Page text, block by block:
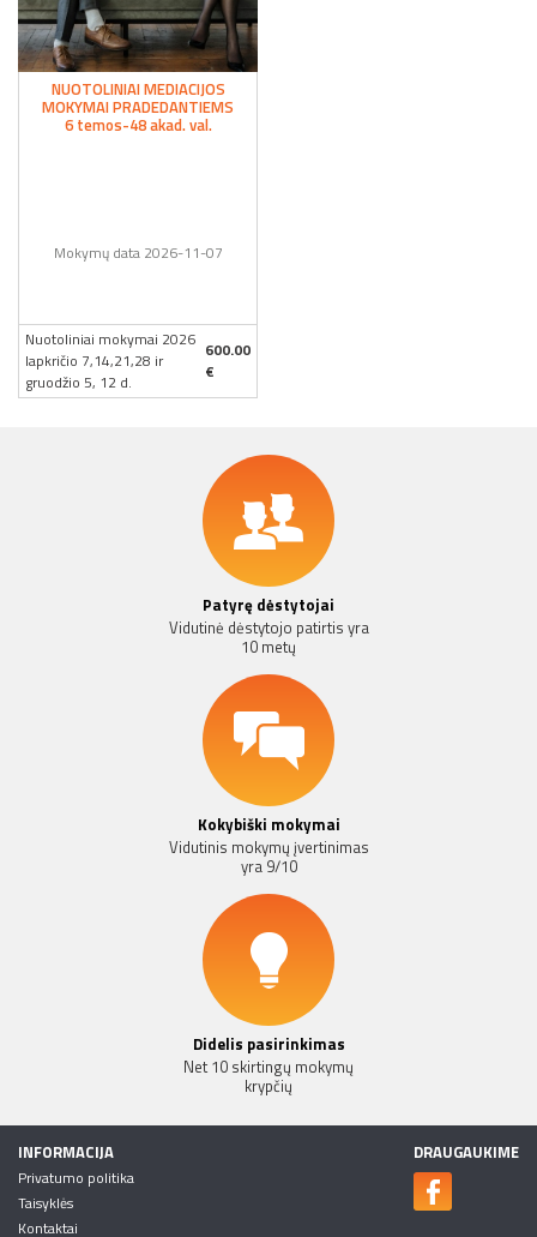
NUOTOLINIAI MEDIACIJOS
MOKYMAI PRADEDANTIEMS
6 temos-48 akad. val.
Mokymų data 2026-11-07
Nuotoliniai mokymai 2026
lapkričio 7,14,21,28 ir
gruodžio 5, 12 d.
600.00
€
Patyrę dėstytojai
Vidutinė dėstytojo patirtis yra
10 metų
Kokybiški mokymai
Vidutinis mokymų įvertinimas
yra 9/10
Didelis pasirinkimas
Net 10 skirtingų mokymų
krypčių
INFORMACIJA
Privatumo politika
Taisyklės
Kontaktai
DRAUGAUKIME